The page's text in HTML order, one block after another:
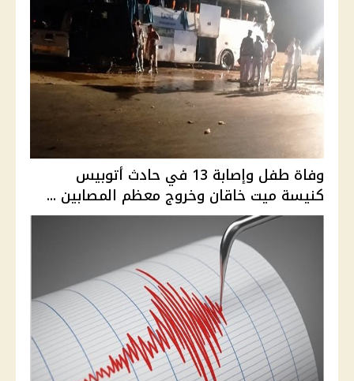
وفاة طفل وإصابة 13 في حادث أتوبيس
كنيسة ميت خاقان وخروج معظم المصابين ...